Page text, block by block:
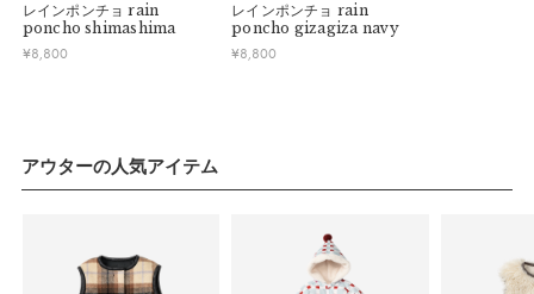
【仕様／機能】
顔まわりの広い範囲をクリアに切り替えたことで、フードを被
【シーン】
使用後にサッと干せるよう、首後ろにループを施しました。内
セットになっており、日常シーンでも使いやすく。
■ ご注意
・土日祝日および当社長期休業日（年末年始・ゴールデンウィ
・ご注文内容に確認すべき内容がある場合については発送日が
遅れる可能性があるため、あらかじめご了承ください。
きかねますのでご了承お願いします。
・ご不明点などございましたらお気軽にお問い合わせくださ
レインポンチョ rain
poncho shimashima
¥8,800
レインポンチョ rain
poncho gizagiza navy
¥8,800
アウターの人気アイテム